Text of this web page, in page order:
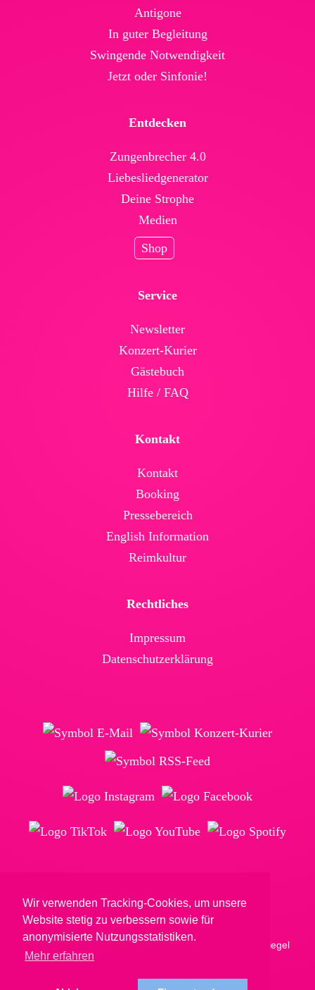
Wir verwenden Tracking-Cookies, um unsere
Website stetig zu verbessern sowie für
anonymisierte Nutzungsstatistiken.
Mehr erfahren
Antigone
In guter Begleitung
Swingende Not­wendig­keit
Jetzt oder Sinfonie!
Entdecken
Zungenbrecher 4.0
Liebesliedgenerator
Deine Strophe
Medien
Shop
Service
News­letter
Konzert-Kurier
Gäste­buch
Hilfe / FAQ
Kontakt
Kontakt
Booking
Presse­bereich
English Infor­mation
Reimkultur
Rechtliches
Impressum
Daten­schutz­erklärung
© Reimkultur GmbH & Co. KG